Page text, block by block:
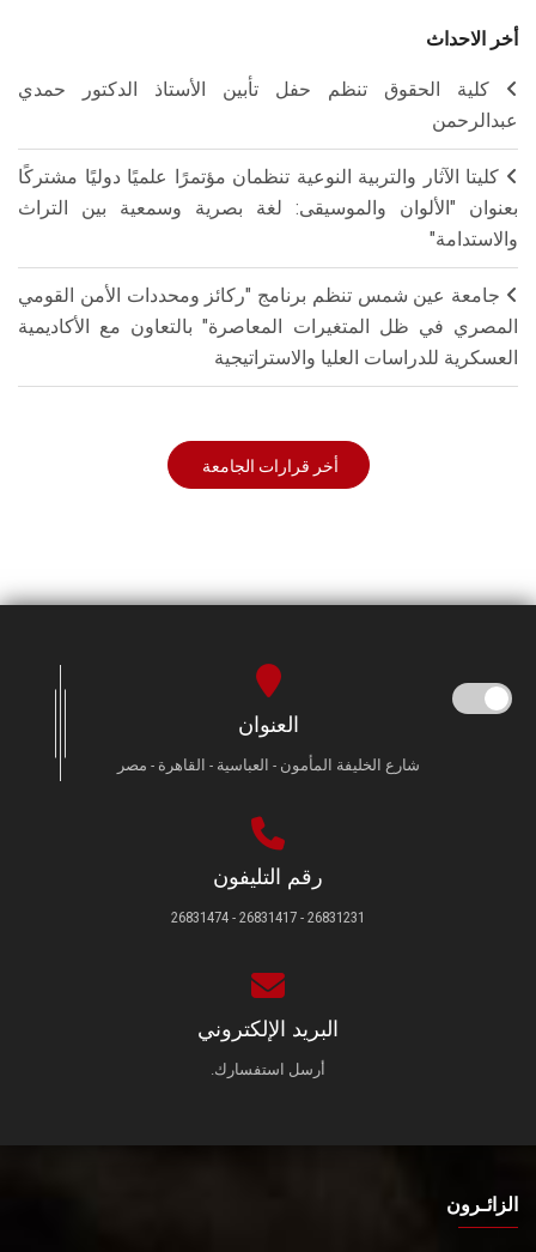
أخر الاحداث
كلية الحقوق تنظم حفل تأبين الأستاذ الدكتور حمدي
عبدالرحمن
كليتا الآثار والتربية النوعية تنظمان مؤتمرًا علميًا دوليًا مشتركًا
بعنوان "الألوان والموسيقى: لغة بصرية وسمعية بين التراث
والاستدامة"
جامعة عين شمس تنظم برنامج "ركائز ومحددات الأمن القومي
المصري في ظل المتغيرات المعاصرة" بالتعاون مع الأكاديمية
العسكرية للدراسات العليا والاستراتيجية
أخر قرارات الجامعة
العنوان
شارع الخليفة المأمون - العباسية - القاهرة - مصر
رقم التليفون
26831231 - 26831417 - 26831474
البريد الإلكتروني
أرسل استفسارك.
الزائـرون